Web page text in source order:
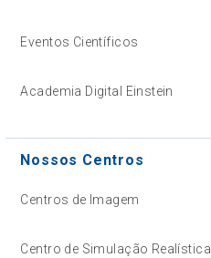
Eventos Científicos
Academia Digital Einstein
Nossos Centros
Centros de Imagem
Centro de Simulação Realística